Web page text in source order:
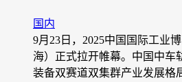
国内
9月23日，2025中国国际工业
海）正式拉开帷幕。中国中车
装备双赛道双集群产业发展格